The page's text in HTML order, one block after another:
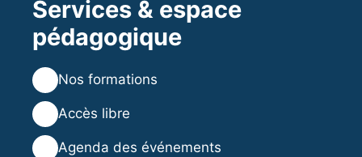
Services & espace
pédagogique
Nos formations
Accès libre
Agenda des événements